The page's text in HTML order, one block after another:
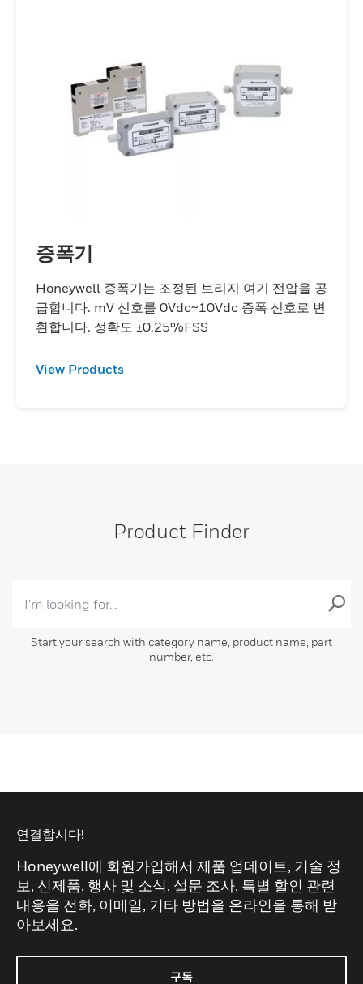
증폭기
Honeywell 증폭기는 조정된 브리지 여기 전압을 공
급합니다. mV 신호를 0Vdc~10Vdc 증폭 신호로 변
환합니다. 정확도 ±0.25%FSS
View Products
Product Finder
Start your search with category name, product name, part
number, etc.
연결합시다!
Honeywell에 회원가입해서 제품 업데이트, 기술 정
보, 신제품, 행사 및 소식, 설문 조사, 특별 할인 관련
내용을 전화, 이메일, 기타 방법을 온라인을 통해 받
아보세요.
구독